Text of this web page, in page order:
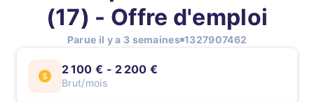
(17) - Offre d'emploi
Parue il y a 3 semaines 1327907462
2 100 € - 2 200 €
Brut/mois